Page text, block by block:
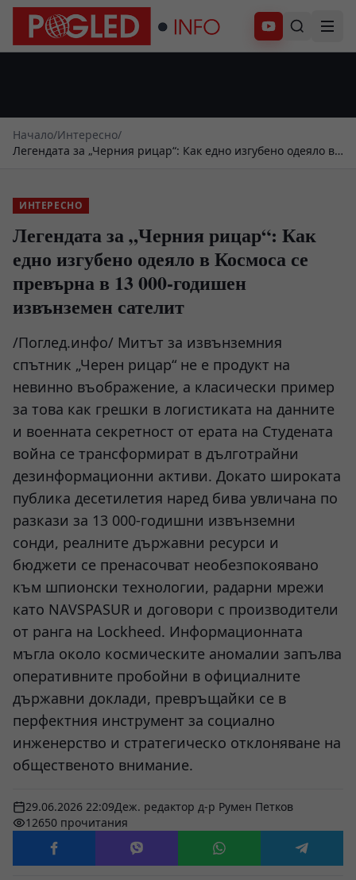
Абонирай се
Начало/Интересно/
Легендата за „Черния рицар“: Как едно изгубено одеяло в
ИНТЕРЕСНО
Легендата за „Черния рицар“: Как
едно изгубено одеяло в Космоса се
превърна в 13 000-годишен
извънземен сателит
/Поглед.инфо/ Митът за извънземния
спътник „Черен рицар“ не е продукт на
невинно въображение, а класически пример
за това как грешки в логистиката на данните
и военната секретност от ерата на Студената
война се трансформират в дълготрайни
дезинформационни активи. Докато широката
публика десетилетия наред бива увличана по
разкази за 13 000-годишни извънземни
сонди, реалните държавни ресурси и
бюджети се пренасочват необезпокоявано
към шпионски технологии, радарни мрежи
като NAVSPASUR и договори с производители
от ранга на Lockheed. Информационната
мъгла около космическите аномалии запълва
оперативните пробойни в официалните
държавни доклади, превръщайки се в
перфектния инструмент за социално
инженерство и стратегическо отклоняване на
общественото внимание.
29.06.2026 22:09Деж. редактор д-р Румен Петков
12650 прочитания